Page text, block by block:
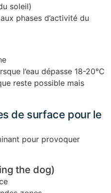
soleil)
phases d’activité du
l’eau dépasse 18-20°C
reste possible mais
de surface pour le
pour provoquer
the dog)